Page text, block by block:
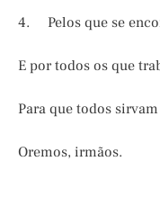
4. Pelos que se
E por todos os que
Para que todos
Oremos, irmãos.